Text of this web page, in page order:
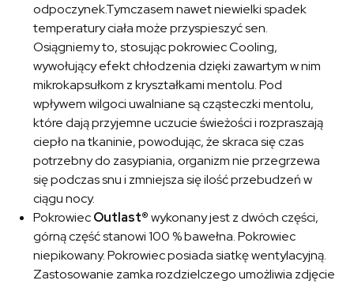
odpoczynek.Tymczasem nawet niewielki spadek
temperatury ciała może przyspieszyć sen.
Osiągniemy to, stosując pokrowiec Cooling,
wywołujący efekt chłodzenia dzięki zawartym w nim
mikrokapsułkom z kryształkami mentolu. Pod
wpływem wilgoci uwalniane są cząsteczki mentolu,
które dają przyjemne uczucie świeżości i rozpraszają
ciepło na tkaninie, powodując, że skraca się czas
potrzebny do zasypiania, organizm nie przegrzewa
się podczas snu i zmniejsza się ilość przebudzeń w
ciągu nocy.
PokrowiecOutlast®wykonany jest z dwóch części,
górną część stanowi 100 % bawełna. Pokrowiec
niepikowany. Pokrowiec posiada siatkę wentylacyjną.
Zastosowanie zamka rozdzielczego umożliwia zdjęcie